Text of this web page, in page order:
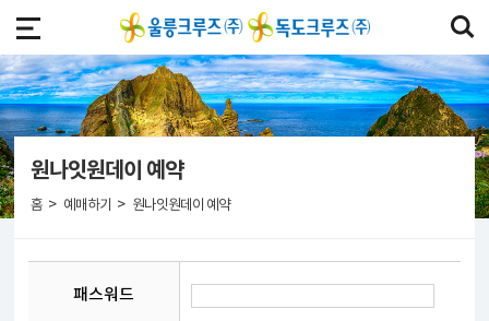
원나잇원데이 예약
홈 > 예매하기 > 원나잇원데이 예약
패스워드